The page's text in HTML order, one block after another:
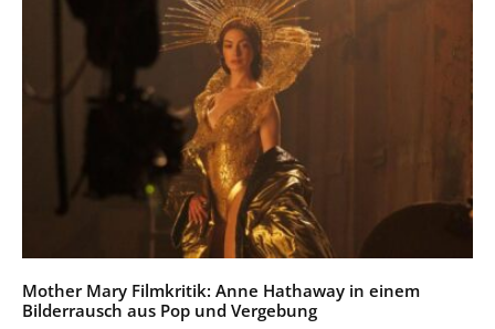
Mother Mary Filmkritik: Anne Hathaway in einem
Bilderrausch aus Pop und Vergebung